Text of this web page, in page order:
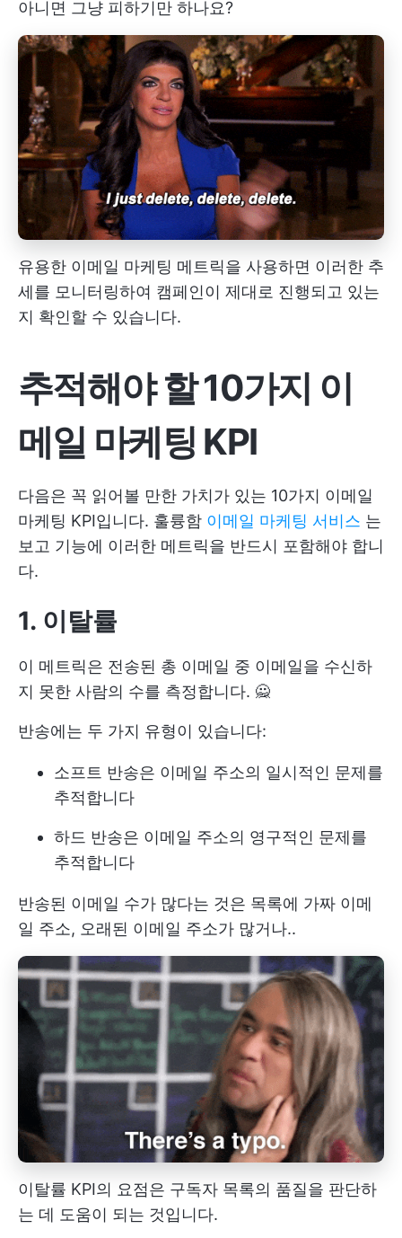
아니면 그냥 피하기만 하나요?
유용한 이메일 마케팅 메트릭을 사용하면 이러한 추
세를 모니터링하여 캠페인이 제대로 진행되고 있는
지 확인할 수 있습니다.
추적해야 할 10가지 이
메일 마케팅 KPI
다음은 꼭 읽어볼 만한 가치가 있는 10가지 이메일
마케팅 KPI입니다. 훌륭함 이메일 마케팅 서비스 는
보고 기능에 이러한 메트릭을 반드시 포함해야 합니
다.
1. 이탈률
이 메트릭은 전송된 총 이메일 중 이메일을 수신하
지 못한 사람의 수를 측정합니다. 🙅
반송에는 두 가지 유형이 있습니다:
소프트 반송은 이메일 주소의 일시적인 문제를
추적합니다
하드 반송은 이메일 주소의 영구적인 문제를
추적합니다
반송된 이메일 수가 많다는 것은 목록에 가짜 이메
일 주소, 오래된 이메일 주소가 많거나..
이탈률 KPI의 요점은 구독자 목록의 품질을 판단하
는 데 도움이 되는 것입니다.